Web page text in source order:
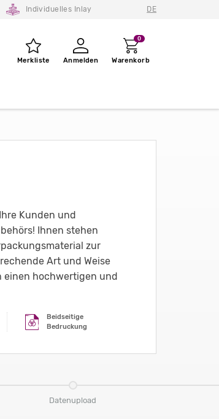
Individuelles Inlay DE
Merkliste Anmelden
0
Warenkorb
Kunden und
Ihnen stehen
zur
Art und Weise
einen hochwertigen und
Beidseitige
Bedruckung
Datenupload